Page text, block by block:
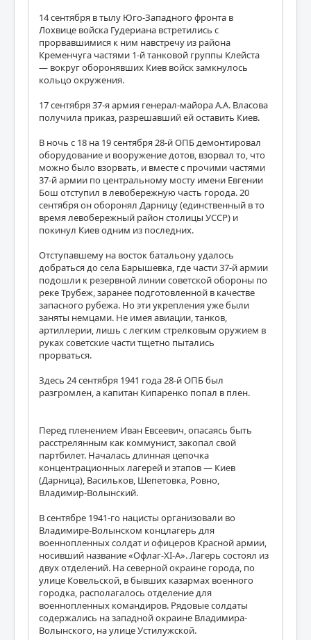
14 сентября в тылу Юго-Западного фронта в
Лохвице войска Гудериана встретились с
прорвавшимися к ним навстречу из района
Кременчуга частями 1-й танковой группы Клейста
— вокруг оборонявших Киев войск замкнулось
кольцо окружения.
17 сентября 37-я армия генерал-майора А.А. Власова
получила приказ, разрешавший ей оставить Киев.
В ночь с 18 на 19 сентября 28-й ОПБ демонтировал
оборудование и вооружение дотов, взорвал то, что
можно было взорвать, и вместе с прочими частями
37-й армии по центральному мосту имени Евгении
Бош отступил в левобережную часть города. 20
сентября он оборонял Дарницу (единственный в то
время левобережный район столицы УССР) и
покинул Киев одним из последних.
Отступавшему на восток батальону удалось
добраться до села Барышевка, где части 37-й армии
подошли к резервной линии советской обороны по
реке Трубеж, заранее подготовленной в качестве
запасного рубежа. Но эти укрепления уже были
заняты немцами. Не имея авиации, танков,
артиллерии, лишь с легким стрелковым оружием в
руках советские части тщетно пытались
прорваться.
Здесь 24 сентября 1941 года 28-й ОПБ был
разгромлен, а капитан Кипаренко попал в плен.
Перед пленением Иван Евсеевич, опасаясь быть
расстрелянным как коммунист, закопал свой
партбилет. Началась длинная цепочка
концентрационных лагерей и этапов — Киев
(Дарница), Васильков, Шепетовка, Ровно,
Владимир-Волынский.
В сентябре 1941-го нацисты организовали во
Владимире-Волынском концлагерь для
военнопленных солдат и офицеров Красной армии,
носивший название «Офлаг-ХІ-А». Лагерь состоял из
двух отделений. На северной окраине города, по
улице Ковельской, в бывших казармах военного
городка, располагалось отделение для
военнопленных командиров. Рядовые солдаты
содержались на западной окраине Владимира-
Волынского, на улице Устилужской.